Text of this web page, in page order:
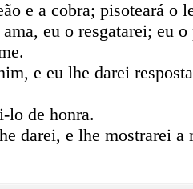
e a cobra; pisoteará o
eu o resgatarei; eu
e eu lhe darei
lo de honra.
darei, e lhe mostrarei a